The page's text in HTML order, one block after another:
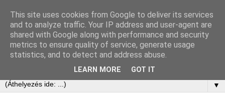
Kis Ervin Egon | e-ker blog
Elektronikus kereskedelem tanácsadás és blog -
laikusoknak, kezdőknek, érdeklődőknek és profiknak
▼
This site uses cookies from Google to deliver its services
and to analyze traffic. Your IP address and user-agent are
shared with Google along with performance and security
metrics to ensure quality of service, generate usage
statistics, and to detect and address abuse.
LEARN MORE GOT IT